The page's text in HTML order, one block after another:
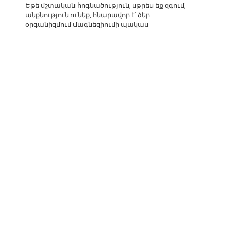
Եթե մշտական հոգնածություն, սթրես եք զգում,
անքնություն ունեք, հնարավոր է՝ ձեր
օրգանիզմում մագնեզիումի պակաս